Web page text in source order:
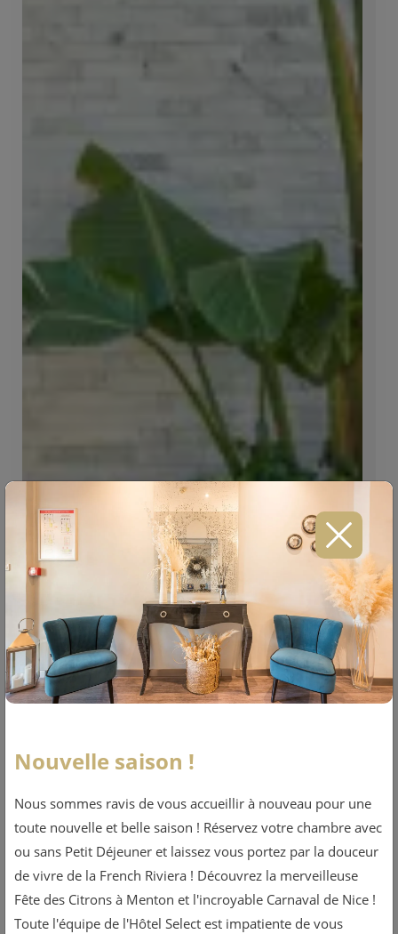
Nouvelle saison !
Nous sommes ravis de vous accueillir à nouveau pour une
toute nouvelle et belle saison ! Réservez votre chambre avec
ou sans Petit Déjeuner et laissez vous portez par la douceur
de vivre de la French Riviera ! Découvrez la merveilleuse
Fête des Citrons à Menton et l'incroyable Carnaval de Nice !
Toute l'équipe de l'Hôtel Select est impatiente de vous